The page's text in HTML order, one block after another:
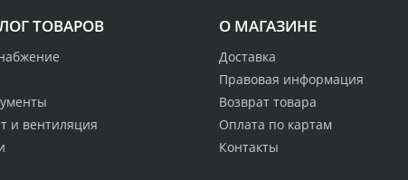
О МАГАЗИНЕ
Доставка
Правовая информация
Возврат товара
Оплата по картам
Контакты
ТОВАРОВ
и вентиляция